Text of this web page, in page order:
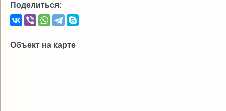
Поделиться:
Объект на карте